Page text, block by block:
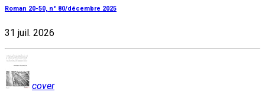
Roman 20-50, n° 80/décembre 2025
31 juil. 2026
cover